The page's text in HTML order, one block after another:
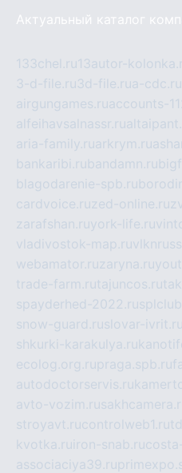
Актуальный каталог
133chel.ru13autor-
3-d-file.ru3d-file.rua-cdc.ru
airgungames.ruaccounts-
alfeihavsalnassr.ru
aria-family.ruarkrym.ru
bankaribi.rubandamn.ru
blagodarenie-spb.ru
cardvoice.ruzed-online.ru
zarafshan.ruyork-life.ru
vladivostok-map.ru
webamator.ruzaryna.ru
trade-farm.rutajuncos.ru
spayderhed-2022.ru
snow-guard.ruslovar-ivrit.ru
shkurki-karakulya.ru
ecolog.org.rupraga.spb.ru
autodoctorservis.ru
avto-vozim.ru
stroyavt.rucontrolweb1.ru
kvotka.ru iron-snab.ru
associaciya39.ru